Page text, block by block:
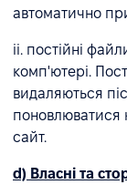
автоматично
ii. постійні
комп'ютері.
видаляються
поновлюватися
сайт.
d) Власні та